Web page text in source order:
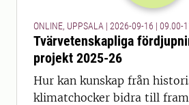
ONLINE, UPPSALA | 2026-09-16 | 09.00-
Tvärvetenskapliga
projekt 2025-26
Hur kan kunskap från
klimatchocker bidra till